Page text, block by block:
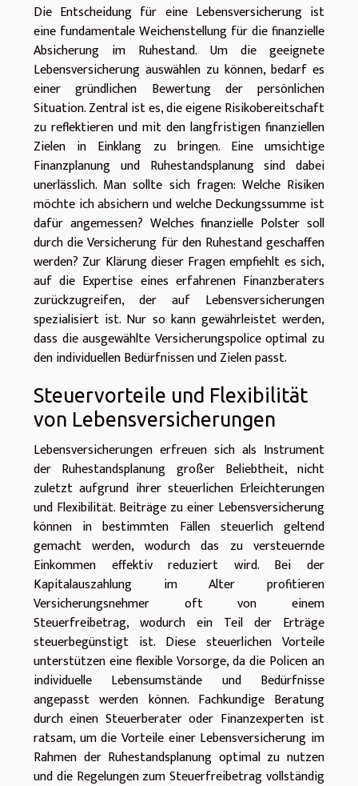
Die Entscheidung für eine Lebensversicherung ist
eine fundamentale Weichenstellung für die finanzielle
Absicherung im Ruhestand. Um die geeignete
Lebensversicherung auswählen zu können, bedarf es
einer gründlichen Bewertung der persönlichen
Situation. Zentral ist es, die eigene Risikobereitschaft
zu reflektieren und mit den langfristigen finanziellen
Zielen in Einklang zu bringen. Eine umsichtige
Finanzplanung und Ruhestandsplanung sind dabei
unerlässlich. Man sollte sich fragen: Welche Risiken
möchte ich absichern und welche Deckungssumme ist
dafür angemessen? Welches finanzielle Polster soll
durch die Versicherung für den Ruhestand geschaffen
werden? Zur Klärung dieser Fragen empfiehlt es sich,
auf die Expertise eines erfahrenen Finanzberaters
zurückzugreifen, der auf Lebensversicherungen
spezialisiert ist. Nur so kann gewährleistet werden,
dass die ausgewählte Versicherungspolice optimal zu
den individuellen Bedürfnissen und Zielen passt.
Steuervorteile und Flexibilität
von Lebensversicherungen
Lebensversicherungen erfreuen sich als Instrument
der Ruhestandsplanung großer Beliebtheit, nicht
zuletzt aufgrund ihrer steuerlichen Erleichterungen
und Flexibilität. Beiträge zu einer Lebensversicherung
können in bestimmten Fällen steuerlich geltend
gemacht werden, wodurch das zu versteuernde
Einkommen effektiv reduziert wird. Bei der
Kapitalauszahlung im Alter profitieren
Versicherungsnehmer oft von einem
Steuerfreibetrag, wodurch ein Teil der Erträge
steuerbegünstigt ist. Diese steuerlichen Vorteile
unterstützen eine flexible Vorsorge, da die Policen an
individuelle Lebensumstände und Bedürfnisse
angepasst werden können. Fachkundige Beratung
durch einen Steuerberater oder Finanzexperten ist
ratsam, um die Vorteile einer Lebensversicherung im
Rahmen der Ruhestandsplanung optimal zu nutzen
und die Regelungen zum Steuerfreibetrag vollständig